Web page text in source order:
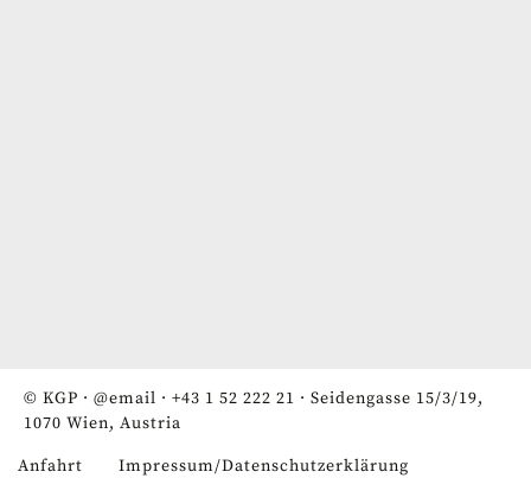
© KGP · @email · +43 1 52 222 21 · Seidengasse 15/3/19,
1070 Wien, Austria
Anfahrt Impressum/Datenschutzerklärung